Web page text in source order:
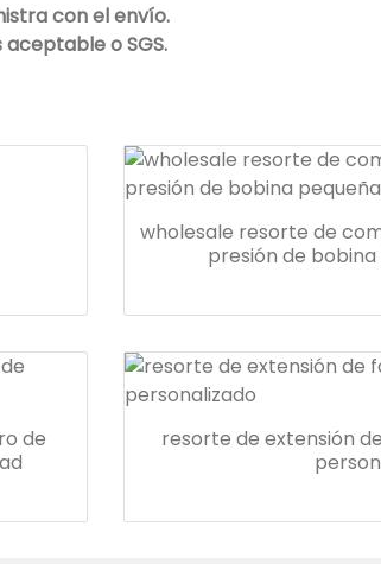
con el envío.
o SGS.
wholesale resorte de
presión de
de
resorte de extensión